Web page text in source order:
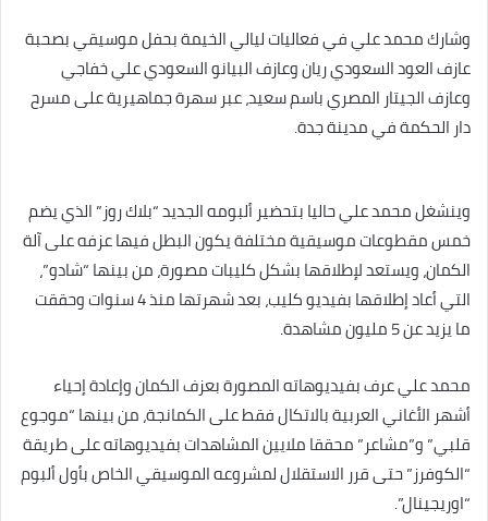
وشارك محمد علي في فعاليات ليالي الخيمة بحفل موسيقي بصحبة
عازف العود السعودي ريان وعازف البيانو السعودي علي خفاجي
وعازف الجيتار المصري باسم سعيد، عبر سهرة جماهيرية على مسرح
دار الحكمة في مدينة جدة.
وينشغل محمد علي حاليا بتحضير ألبومه الجديد “بلاك روز” الذي يضم
خمس مقطوعات موسيقية مختلفة يكون البطل فيها عزفه على آلة
الكمان، ويستعد لإطلاقها بشكل كليبات مصورة، من بينها “شادو”،
التي أعاد إطلاقها بفيديو كليب، بعد شهرتها منذ 4 سنوات وحققت
ما يزيد عن 5 مليون مشاهدة.
محمد علي عرف بفيديوهاته المصورة بعزف الكمان وإعادة إحياء
أشهر الأغاني العربية بالاتكال فقط على الكمانجة، من بينها “موجوع
قلبي” و”مشاعر” محققا ملايين المشاهدات بفيديوهاته على طريقة
“الكوفرز” حتى قرر الاستقلال لمشروعه الموسيقي الخاص بأول ألبوم
“اوريجينال”.